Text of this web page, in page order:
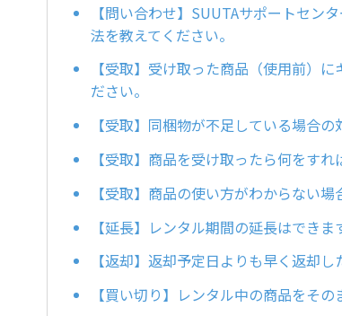
【問い合わせ】SUUTAサポートセン
法を教えてください。
【受取】受け取った商品（使用前）
ださい。
【受取】同梱物が不足している場合の
【受取】商品を受け取ったら何をす
【受取】商品の使い方がわからない
【延長】レンタル期間の延長はできま
【返却】返却予定日よりも早く返却
【買い切り】レンタル中の商品をそ